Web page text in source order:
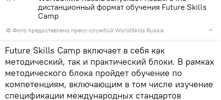
© Фото предоставлено пресс-службой WorldSkills Russia
дистанционный формат обучения Future Skills
Camp
Future Skills Camp включает в себя как
методический, так и практический блоки. В рамках
методического блока пройдет обучение по
компетенциям, включающим в том числе изучение
спецификации международных стандартов